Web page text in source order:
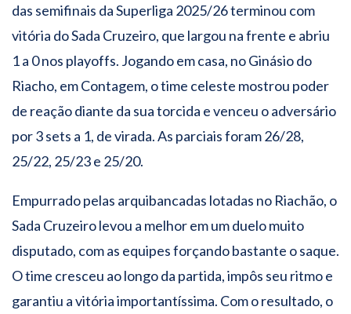
das semifinais da Superliga 2025/26 terminou com
vitória do Sada Cruzeiro, que largou na frente e abriu
1 a 0 nos playoffs. Jogando em casa, no Ginásio do
Riacho, em Contagem, o time celeste mostrou poder
de reação diante da sua torcida e venceu o adversário
por 3 sets a 1, de virada. As parciais foram 26/28,
25/22, 25/23 e 25/20.
Empurrado pelas arquibancadas lotadas no Riachão, o
Sada Cruzeiro levou a melhor em um duelo muito
disputado, com as equipes forçando bastante o saque.
O time cresceu ao longo da partida, impôs seu ritmo e
garantiu a vitória importantíssima. Com o resultado, o